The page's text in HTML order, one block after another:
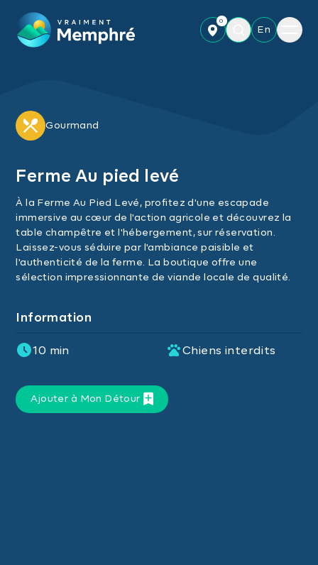
0
En
Menu
Gourmand
Ferme Au pied levé
À la Ferme Au Pied Levé, profitez d'une escapade
immersive au cœur de l'action agricole et découvrez la
table champêtre et l'hébergement, sur réservation.
Laissez-vous séduire par l'ambiance paisible et
l'authenticité de la ferme. La boutique offre une
sélection impressionnante de viande locale de qualité.
Information
10 min Chiens interdits
Ajouter à Mon Détour